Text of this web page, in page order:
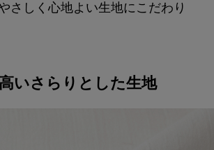
さしく心地よい生地にこだわり
いさらりとした生地